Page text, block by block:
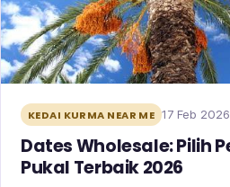
KEDAI KURMA NEAR ME 17 Feb 2026
Dates Wholesale: Pilih
Pukal Terbaik 2026